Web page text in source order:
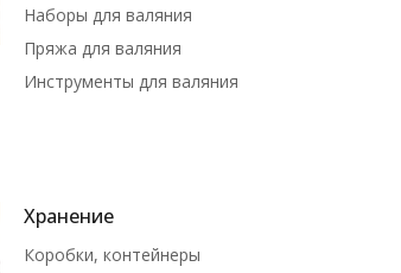
Наборы для валяния
Пряжа для валяния
Инструменты для валяния
Хранение
Коробки, контейнеры